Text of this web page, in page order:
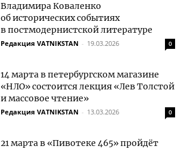
Владимира Коваленко
об исторических событиях
в постмодернистской литературе
Редакция VATNIKSTAN - 19.03.2026 0
14 марта в петербургском магазине
«НЛО» состоится лекция «Лев Толстой
и массовое чтение»
Редакция VATNIKSTAN - 13.03.2026 0
21 марта в «Пивотеке 465» пройдёт